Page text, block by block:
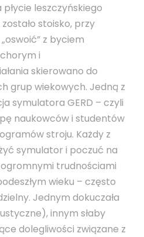
leszczyńskiego
stoisko, przy
z byciem
i
skierowano do
grup wiekowych. Jedną z
symulatora GERD – czyli
naukowców i studentów
stroju. Każdy z
symulator i poczuć na
ogromnymi trudnościami
wieku – często
Jednym dokuczała
innym słaby
dolegliwości związane z